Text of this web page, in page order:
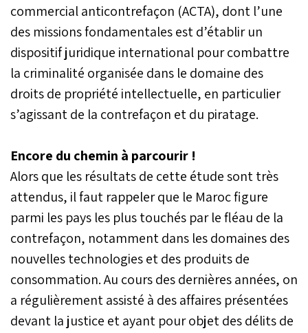
commercial anticontrefaçon (ACTA), dont l’une
des missions fondamentales est d’établir un
dispositif juridique international pour combattre
la criminalité organisée dans le domaine des
droits de propriété intellectuelle, en particulier
s’agissant de la contrefaçon et du piratage.
Encore du chemin à parcourir !
Alors que les résultats de cette étude sont très
attendus, il faut rappeler que le Maroc figure
parmi les pays les plus touchés par le fléau de la
contrefaçon, notamment dans les domaines des
nouvelles technologies et des produits de
consommation. Au cours des dernières années, on
a régulièrement assisté à des affaires présentées
devant la justice et ayant pour objet des délits de